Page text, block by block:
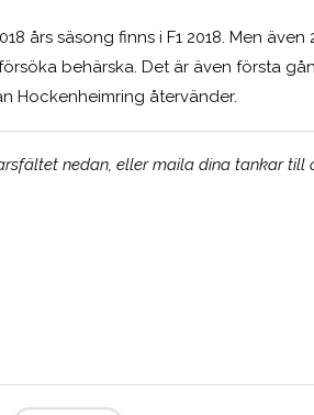
års säsong finns i F1 2018. Men även
behärska. Det är även första
Hockenheimring återvänder.
nedan, eller maila dina tankar till